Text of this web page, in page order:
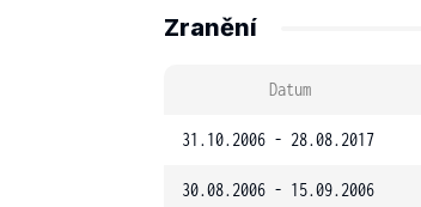
Zranění
Datum
31.10.2006 - 28.08.2017
30.08.2006 - 15.09.2006